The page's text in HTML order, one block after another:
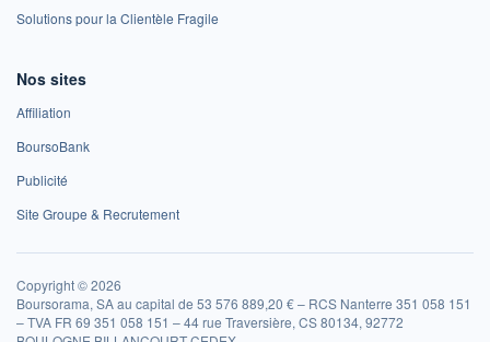
Solutions pour la Clientèle Fragile
Nos sites
Affiliation
BoursoBank
Publicité
Site Groupe & Recrutement
Copyright © 2026
Boursorama, SA au capital de 53 576 889,20 € – RCS Nanterre 351 058 151
– TVA FR 69 351 058 151 – 44 rue Traversière, CS 80134, 92772